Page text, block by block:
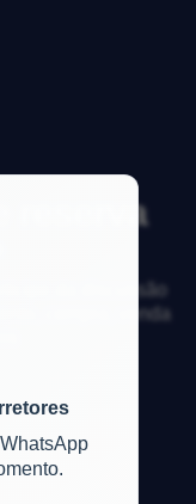
reserva
da discussão
compra, venda